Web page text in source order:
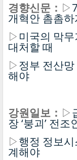
경향신문： ▷
개혁안 촘촘하
▷ 미국의 막
대처할 때
▷정부 전산망
해야
강원일보： ▷
장 ‘붕괴’ 전조
▷행정 정보
계해야